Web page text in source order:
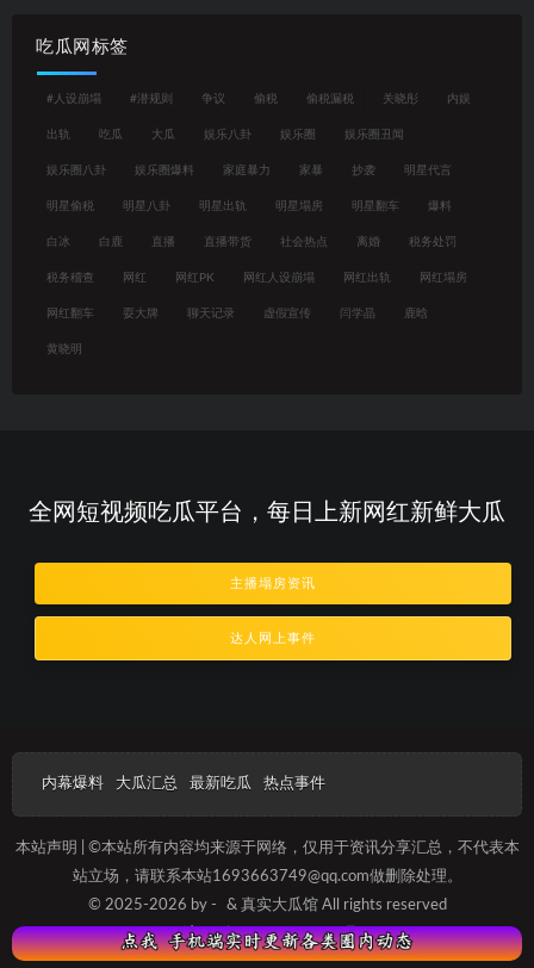
吃瓜网标签
#人设崩塌 #潜规则 争议 偷税 偷税漏税 关晓彤 内娱
出轨 吃瓜 大瓜 娱乐八卦 娱乐圈 娱乐圈丑闻
娱乐圈八卦 娱乐圈爆料 家庭暴力 家暴 抄袭 明星代言
明星偷税 明星八卦 明星出轨 明星塌房 明星翻车 爆料
白冰 白鹿 直播 直播带货 社会热点 离婚 税务处罚
税务稽查 网红 网红PK 网红人设崩塌 网红出轨 网红塌房
网红翻车 耍大牌 聊天记录 虚假宣传 闫学晶 鹿晗
黄晓明
全网短视频吃瓜平台，每日上新网红新鲜大瓜
主播塌房资讯
达人网上事件
内幕爆料 大瓜汇总 最新吃瓜 热点事件
本站声明 | ©本站所有内容均来源于网络，仅用于资讯分享汇总，不代表本
站立场，请联系本站1693663749@qq.com做删除处理。
© 2025-2026 by -
& 真实大瓜馆 All rights reserved
沪ICP备20230125689号